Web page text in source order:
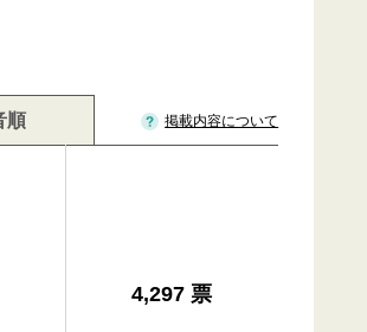
順 掲載内容について
4,297 票